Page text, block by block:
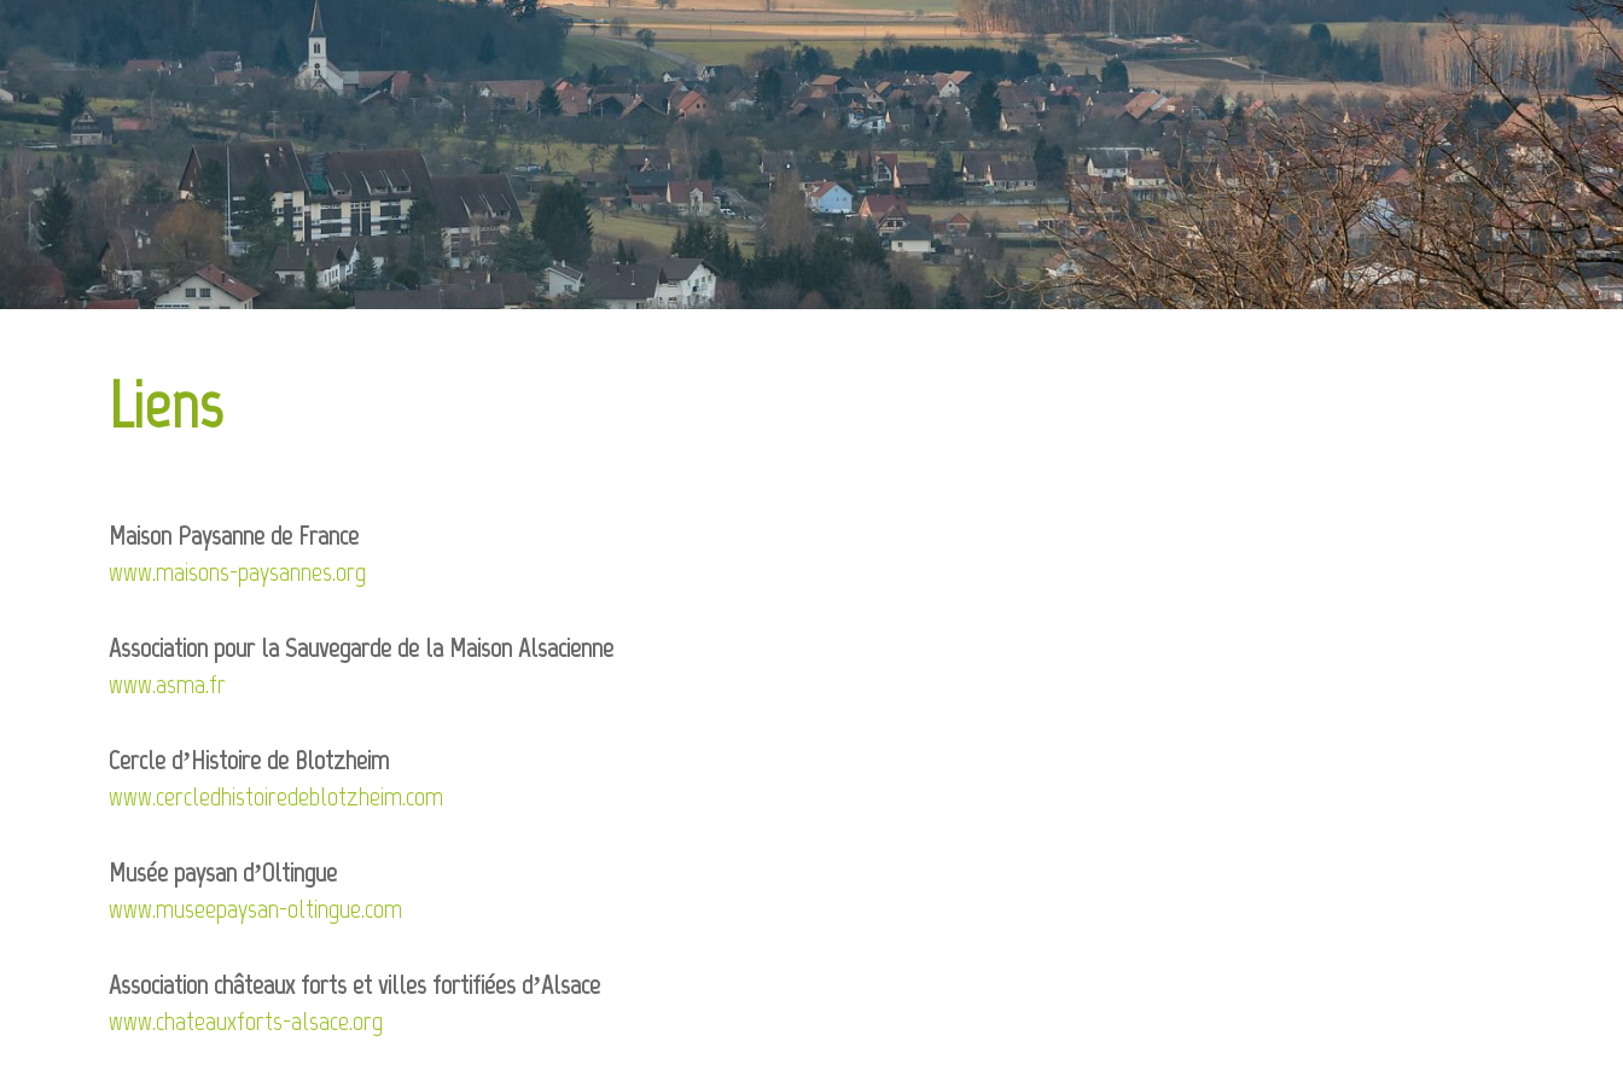
Liens
Maison Paysanne de France
www.maisons-paysannes.org
Association pour la Sauvegarde de la Maison Alsacienne
www.asma.fr
Cercle d’Histoire de Blotzheim
www.cercledhistoiredeblotzheim.com
Musée paysan d’Oltingue
www.museepaysan-oltingue.com
Association châteaux forts et villes fortifiées d’Alsace
www.chateauxforts-alsace.org